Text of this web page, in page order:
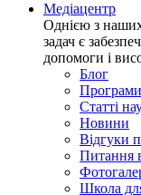
Медіацентр
Однією з
задач є
допомоги і
Блог
Програми
Статті
Новини
Відгуки
Питання
Школа